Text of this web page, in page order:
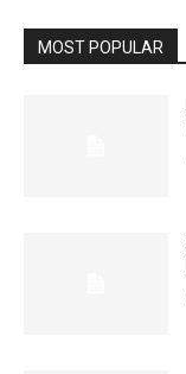
MOST POPULAR